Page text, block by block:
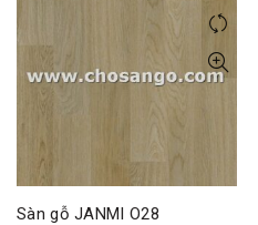
Sàn gỗ JANMI O28